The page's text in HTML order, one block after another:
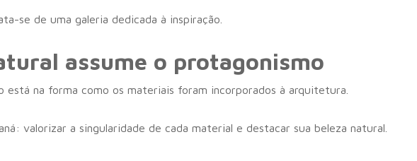
se de uma galeria dedicada à inspiração.
assume o protagonismo
está na forma como os materiais foram incorporados à arquitetura.
valorizar a singularidade de cada material e destacar sua beleza natural.